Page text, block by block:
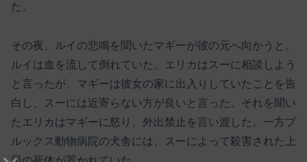
た。
その夜、ルイの悲鳴を聞いたマギーが彼の元へ向かうと、
ルイは血を流して倒れていた。エリカはスーに相談しよう
と言ったが、マギーは彼女の家に出入りしていたことを告
白し、スーには近寄らない方が良いと言った。それを聞い
たエリカはマギーに怒り、外出禁止を言い渡した。一方ブ
ルックス動物病院の犬舎には、スーによって殺害された上